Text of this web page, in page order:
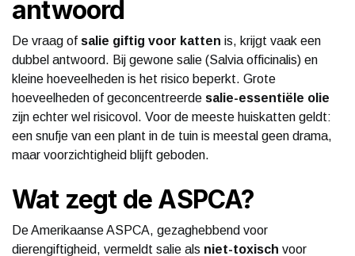
antwoord
De vraag of salie giftig voor katten is, krijgt vaak een
dubbel antwoord. Bij gewone salie (Salvia officinalis) en
kleine hoeveelheden is het risico beperkt. Grote
hoeveelheden of geconcentreerde salie-essentiële olie
zijn echter wel risicovol. Voor de meeste huiskatten geldt:
een snufje van een plant in de tuin is meestal geen drama,
maar voorzichtigheid blijft geboden.
Wat zegt de ASPCA?
De Amerikaanse ASPCA, gezaghebbend voor
dierengiftigheid, vermeldt salie als niet-toxisch voor